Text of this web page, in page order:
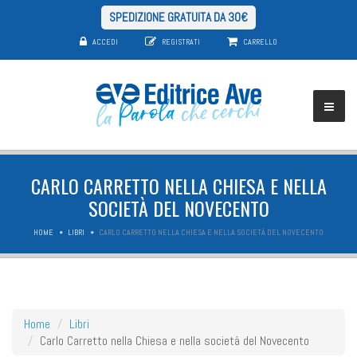
SPEDIZIONE GRATUITA DA 30€
ACCEDI REGISTRATI CARRELLO
CARLO CARRETTO NELLA CHIESA E NELLA
SOCIETÀ DEL NOVECENTO
HOME LIBRI CARLO CARRETTO NELLA CHIESA E NELLA SOCIETÀ DEL NOVECENTO
Home
Libri
Carlo Carretto nella Chiesa e nella società del Novecento